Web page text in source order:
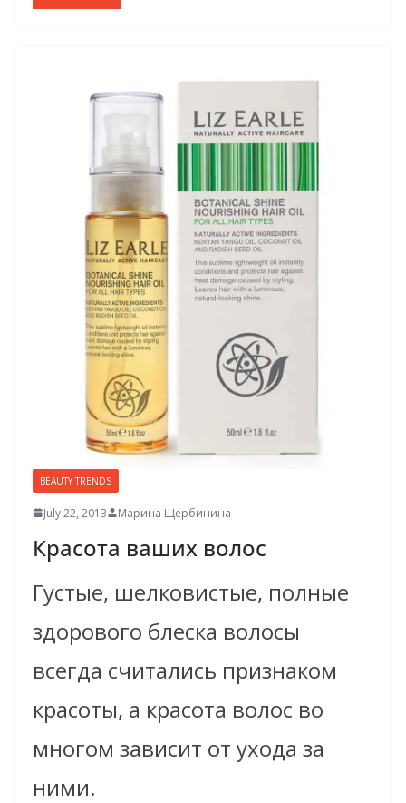
BEAUTY TRENDS
July 22, 2013 Марина Щербинина
Красота ваших волос
Густые, шелковистые, полные
здорового блеска волосы
всегда считались признаком
красоты, а красота волос во
многом зависит от ухода за
ними.